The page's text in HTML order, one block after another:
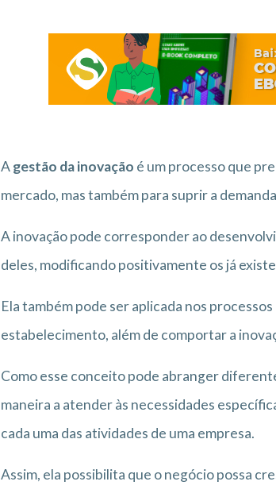
Agestão da inovação é um processo que
mercado, mas também para suprir a
A inovação pode corresponder ao
deles, modificando positivamente os já
Ela também pode ser aplicada nos
estabelecimento, além de comportar a
Como esse conceito pode abranger
maneira a atender às necessidades
cada uma das atividades de uma empresa.
Assim, ela possibilita que o negócio possa